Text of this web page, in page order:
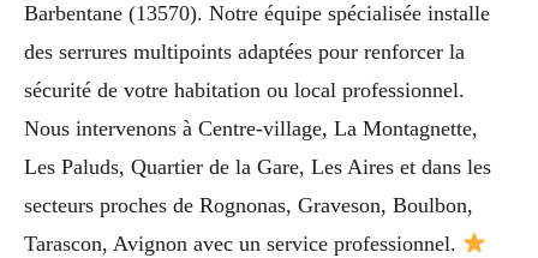
Barbentane (13570). Notre équipe spécialisée installe
des serrures multipoints adaptées pour renforcer la
sécurité de votre habitation ou local professionnel.
Nous intervenons à Centre-village, La Montagnette,
Les Paluds, Quartier de la Gare, Les Aires et dans les
secteurs proches de Rognonas, Graveson, Boulbon,
Tarascon, Avignon avec un service professionnel.